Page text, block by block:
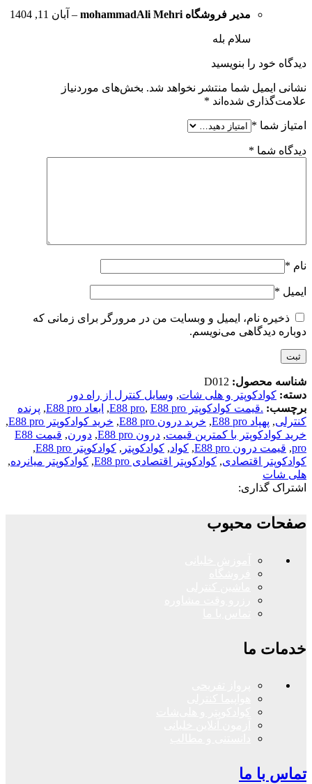
مدیر فروشگاه mohammadAli Mehri
– آبان 11, 1404
سلام بله
دیدگاه خود را بنویسید
نشانی ایمیل شما منتشر نخواهد شد. بخش‌های موردنیاز
علامت‌گذاری شده‌اند *
امتیاز شما *
دیدگاه شما *
نام *
ایمیل *
ذخیره نام، ایمیل و وبسایت من در مرورگر برای زمانی که
دوباره دیدگاهی می‌نویسم.
شناسه محصول: D012
دسته: کوادکوپتر و هلی شات, وسایل کنترل از راه دور
برچسب: .قیمت کوادکوپتر E88 pro , E88 pro
, ابعاد E88 pro , پرنده
کنترلی, پهپاد E88 pro , خرید درون E88 pro , خرید کوادکوپتر E88 pro
,
خرید کوادکوپتر با کمترین قیمت, درون E88 pro , دورن,
قیمت E88
pro
, قیمت درون E88 pro , کواد, کوادکوپتر , کوادکوپتر E88 pro
,
کوادکوپتر اقتصادی, کوادکوپتر اقتصادی E88 pro , کوادکوپتر میانرده,
هلی شات
اشتراک گذاری:
صفحات محبوب
خدمات ما
تماس با ما